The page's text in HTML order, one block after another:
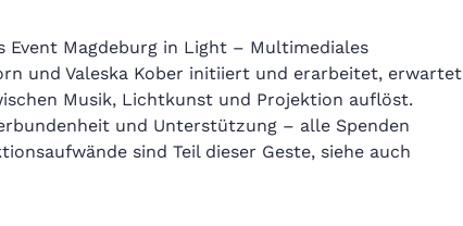
Event Magdeburg in Light – Multimediales
und Valeska Kober initiiert und erarbeitet, erwartet
Musik, Lichtkunst und Projektion auflöst.
und Unterstützung – alle Spenden
sind Teil dieser Geste, siehe auch